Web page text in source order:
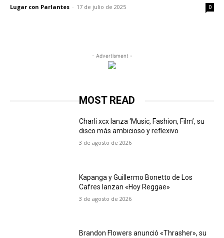
Lugar con Parlantes - 17 de julio de 2025 0
- Advertisment -
MOST READ
Charli xcx lanza ‘Music, Fashion, Film’, su
disco más ambicioso y reflexivo
3 de agosto de 2026
Kapanga y Guillermo Bonetto de Los
Cafres lanzan «Hoy Reggae»
3 de agosto de 2026
Brandon Flowers anunció «Thrasher», su